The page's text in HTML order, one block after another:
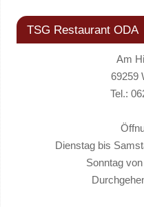
TSG Restaurant ODA
Am
69259
Tel.:
Dienstag bis
Sonntag